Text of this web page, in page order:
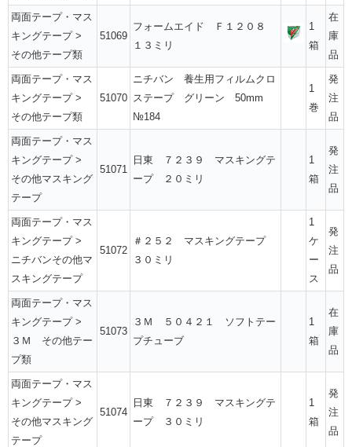
両面テープ・マス
キングテープ >
その他テープ類
51069
フォームエイド Ｆ１２０８
１３ミリ
1
箱
在
庫
品
両面テープ・マス
キングテープ >
その他テープ類
51070
ニチバン 養生用フィルムクロ
ステープ グリーン 50mm
№184
1
巻
発
注
品
両面テープ・マス
キングテープ >
その他マスキング
テープ
51071
日東 ７２３９ マスキングテ
ープ ２０ミリ
1
箱
発
注
品
両面テープ・マス
キングテープ >
ニチバンその他マ
スキングテープ
51072
＃２５２ マスキングテープ
３０ミリ
1
ケ
ー
ス
発
注
品
両面テープ・マス
キングテープ >
３Ｍ その他テー
プ類
51073
３Ｍ ５０４２１ ソフトテー
プチューブ
1
箱
在
庫
品
両面テープ・マス
キングテープ >
その他マスキング
テープ
51074
日東 ７２３９ マスキングテ
ープ ３０ミリ
1
箱
発
注
品